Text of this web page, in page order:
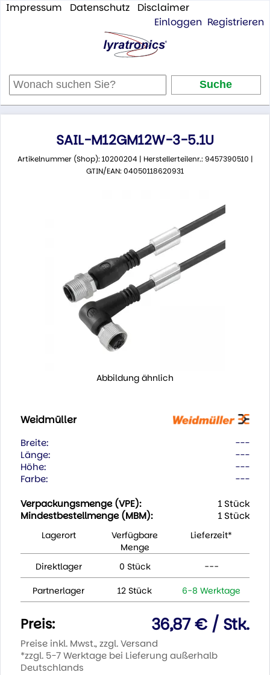
Impressum Datenschutz
Disclaimer
Einloggen Registrieren
SAIL-M12GM12W-3-5.1U
Artikelnummer (Shop): 10200204 | Herstellerteilenr.: 9457390510 |
GTIN/EAN: 04050118620931
Abbildung ähnlich
Weidmüller
Breite:
---
Länge:
---
Höhe:
---
Farbe:
---
Verpackungsmenge (VPE):
1 Stück
Mindestbestellmenge (MBM):
1 Stück
Lagerort
Verfügbare
Menge
Lieferzeit*
Direktlager 0 Stück ---
Partnerlager 12 Stück 6-8 Werktage
Preis: 36,87 € / Stk.
Preise inkl. Mwst., zzgl. Versand
*zzgl. 5-7 Werktage bei Lieferung außerhalb
Deutschlands